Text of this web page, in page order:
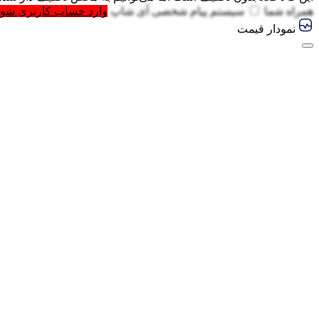
همراه شما
سیستم پیام شخصی آی شاپ وارد حساب کاربری
نمودار قیمت